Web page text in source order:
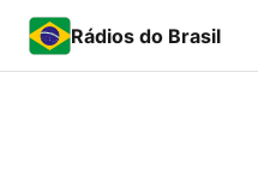
Rádios do Brasil